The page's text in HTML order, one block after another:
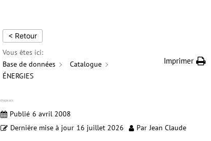
< Retour
Vous êtes ici:
Base de données
Catalogue
ÉNERGIES
Imprimer
ÉNERGIES
Publié 6 avril 2008
Dernière mise à jour 16 juillet 2026 Par Jean Claude